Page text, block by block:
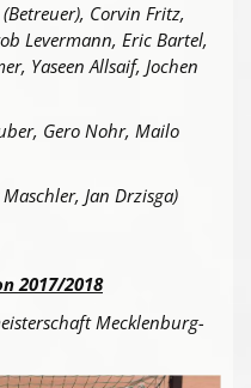
Corvin Fritz,
Levermann, Eric Bartel,
Yaseen Allsaif, Jochen
Gero Nohr, Mailo
Jan Drzisga)
2017/2018
Mecklenburg-